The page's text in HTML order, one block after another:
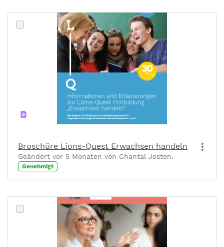
Broschüre Lions-Quest Erwachsen handeln
Geändert vor 5 Monaten von Chantal Josten.
Genehmigt